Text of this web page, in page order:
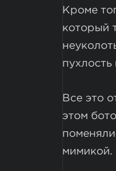
Кроме
который
Все это
этом
мимикой.